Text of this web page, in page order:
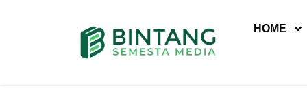
HOME